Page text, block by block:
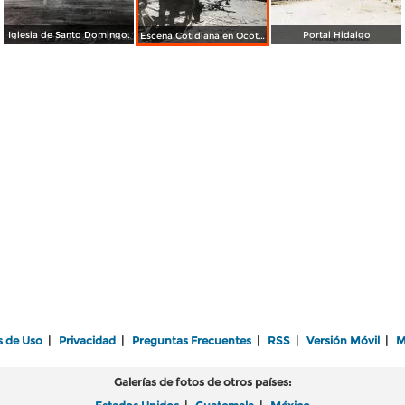
Iglesia de Santo Domingo. Escena Cotidiana en Ocotlan de Morelos Oaxaca Portal Hidalgo
de Uso Privacidad Preguntas Frecuentes RSS Versión Móvil
Galerías de fotos de otros países: